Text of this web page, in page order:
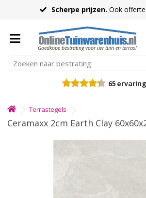
Scherpe prijzen. Ook
Goedkope bestrating voor uw tuin en terras!
65
Terrastegels
Ceramaxx 2cm Earth Clay